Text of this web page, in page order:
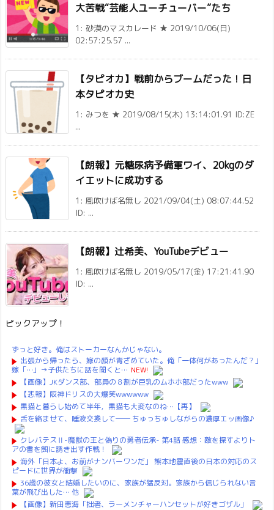
大苦戦“芸能人ユーチューバー”たち
1: 砂漠のマスカレード ★ 2019/10/06(日)
02:57:25.57 ...
【タピオカ】戦前からブームだった！日
本タピオカ史
1: みつを ★ 2019/08/15(木) 13:14:01.91 ID:ZE
...
【朗報】元糖尿病予備軍ワイ、20kgのダ
イエットに成功する
1: 風吹けば名無し 2021/09/04(土) 08:07:44.52
ID: ...
【朗報】辻希美、YouTubeデビュー
1: 風吹けば名無し 2019/05/17(金) 17:21:41.90
ID: ...
ピックアップ！
ずっと好き。俺はストーカーなんかじゃない。
出張から帰ったら、嫁の顔が青ざめていた。俺「一体何があったんだ？」
嫁「…」→子供たちに話を聞くと… NEW!
【画像】JKダンス部、部員の８割が巨乳のムホホ部だったwww
【悲報】阪神ドリスの大爆笑wwwwww
黒猫と暮らし始めて半年，黒猫も大変なのね…【再】
舌を絡ませて、唾液交換して── ちゅっちゅしながらの濃厚エッ画像♪
クレバテスⅡ-魔獣の王と偽りの勇者伝承- 第4話 感想：敵を探すよりト
アの書を餌に誘き出す作戦！
海外「日本よ、お前がナンバーワンだ」 熊本地震直後の日本の対応のス
ピードに世界が衝撃
36歳の彼女と結婚したいのに、家族が猛反対。家族から信じられない言
葉が飛び出した… 他
【画像】新田恵海「拙者、ラーメンチャーハンセットが好きゴザル」